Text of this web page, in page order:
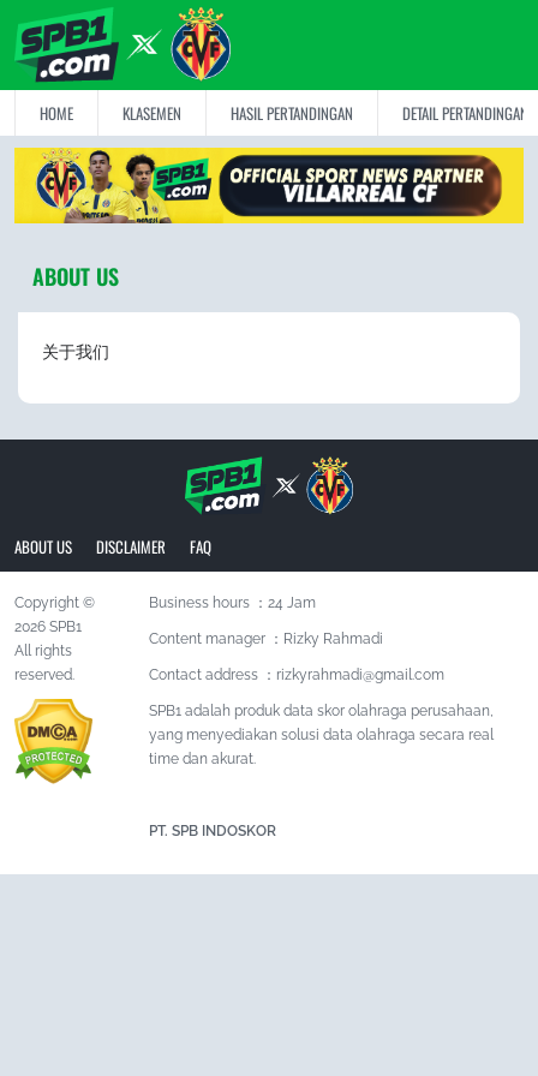
HOME KLASEMEN HASIL PERTANDINGAN DETAIL PERTANDINGAN
ABOUT US
关于我们
ABOUT US DISCLAIMER FAQ
Copyright ©
2026 SPB1
All rights
reserved.
Business hours ：24 Jam
Content manager ：Rizky Rahmadi
Contact address ： rizkyrahmadi@gmail.com
SPB1 adalah produk data skor olahraga perusahaan,
yang menyediakan solusi data olahraga secara real
time dan akurat.
PT. SPB INDOSKOR